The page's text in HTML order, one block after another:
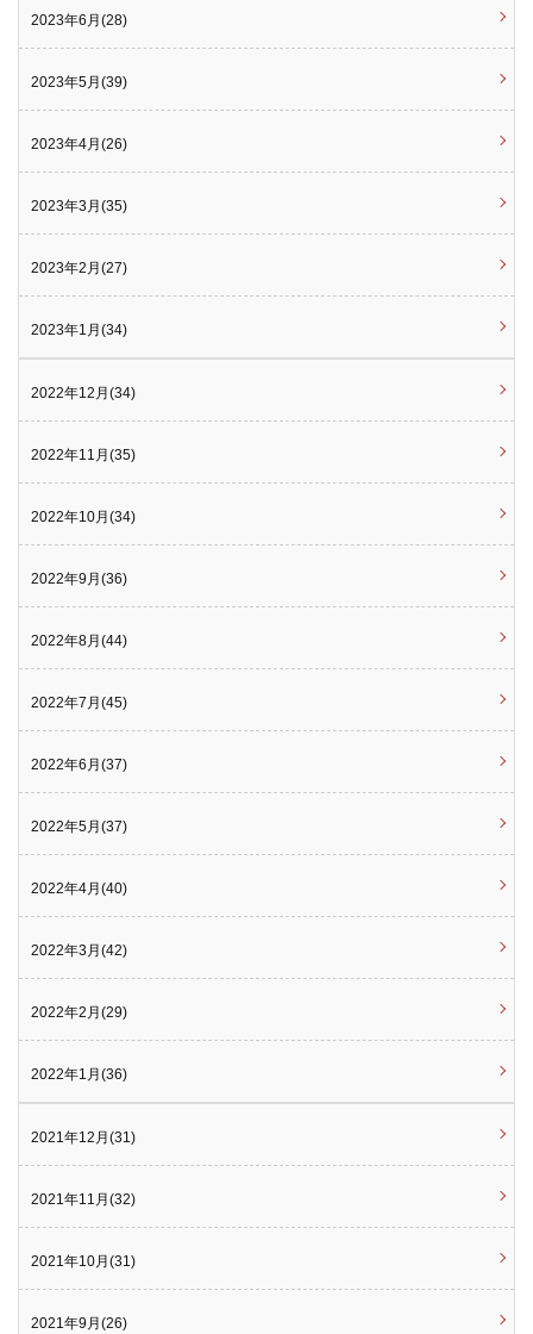
2023年6月(28)
2023年5月(39)
2023年4月(26)
2023年3月(35)
2023年2月(27)
2023年1月(34)
2022年12月(34)
2022年11月(35)
2022年10月(34)
2022年9月(36)
2022年8月(44)
2022年7月(45)
2022年6月(37)
2022年5月(37)
2022年4月(40)
2022年3月(42)
2022年2月(29)
2022年1月(36)
2021年12月(31)
2021年11月(32)
2021年10月(31)
2021年9月(26)